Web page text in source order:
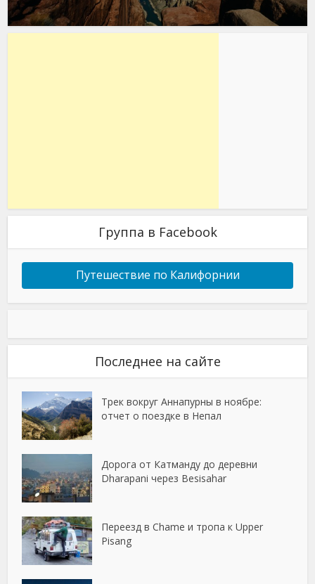
Группа в Facebook
Путешествие по Калифорнии
Последнее на сайте
Трек вокруг Аннапурны в ноябре:
отчет о поездке в Непал
Дорога от Катманду до деревни
Dharapani через Besisahar
Переезд в Chame и тропа к Upper
Pisang